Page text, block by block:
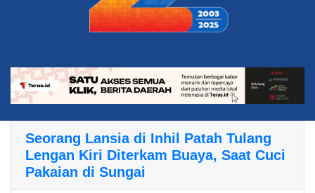
Seorang Lansia di Inhil Patah Tulang
Lengan Kiri Diterkam Buaya, Saat Cuci
Pakaian di Sungai